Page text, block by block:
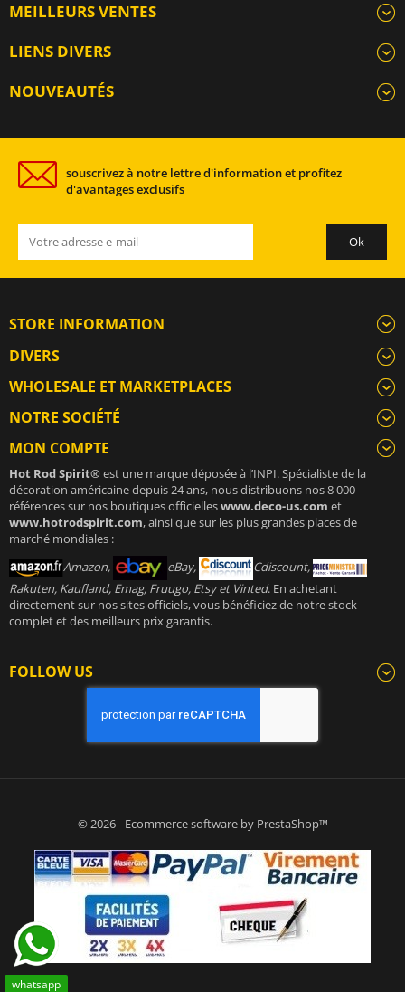
MEILLEURS VENTES
LIENS DIVERS
NOUVEAUTÉS
souscrivez à notre lettre d'information et profitez
d'avantages exclusifs
STORE INFORMATION
DIVERS
WHOLESALE ET MARKETPLACES
NOTRE SOCIÉTÉ
MON COMPTE
Hot Rod Spirit®est une marque déposée à l’INPI. Spécialiste de la
décoration américaine depuis 24 ans, nous distribuons nos 8 000
références sur nos boutiques officielleswww.deco-us.com et
www.hotrodspirit.com, ainsi que sur les plus grandes places de
marché mondiales :
Amazon,
eBay,
Cdiscount,
Rakuten, Kaufland, Emag, Fruugo, Etsy et Vinted. En achetant
directement sur nos sites officiels, vous bénéficiez de notre stock
complet et des meilleurs prix garantis.
FOLLOW US
whatsapp
© 2026 - Ecommerce software by PrestaShop™